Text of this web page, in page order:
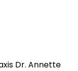
Dr. Annette